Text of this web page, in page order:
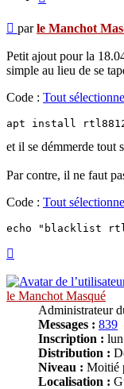
Message
parle Manchot
Petit ajout pour la
simple au lieu de se
Code : Tout
apt install
et il se démmerde tout
Par contre, il ne faut
Code : Tout
echo "blacklist
le Manchot Masqué
Administrateur
Messages : 839
Inscription :
Distribution :
Niveau : Moitié
Localisation :